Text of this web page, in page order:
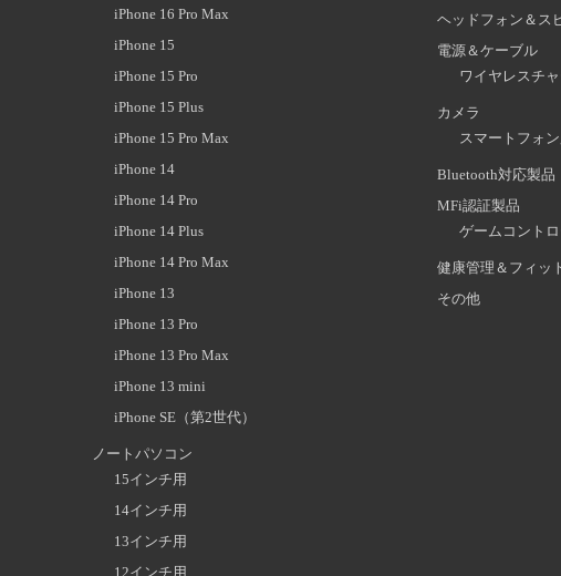
iPhone 16 Pro Max
iPhone 15
iPhone 15 Pro
iPhone 15 Plus
iPhone 15 Pro Max
iPhone 14
iPhone 14 Pro
iPhone 14 Plus
iPhone 14 Pro Max
iPhone 13
iPhone 13 Pro
iPhone 13 Pro Max
iPhone 13 mini
iPhone SE（第2世代）
ノートパソコン
15インチ用
14インチ用
13インチ用
ヘッドフォン＆ス
電源＆ケーブル
ワイヤレスチ
カメラ
スマートフォ
Bluetooth対応製品
MFi認証製品
ゲームコント
健康管理＆フィッ
その他